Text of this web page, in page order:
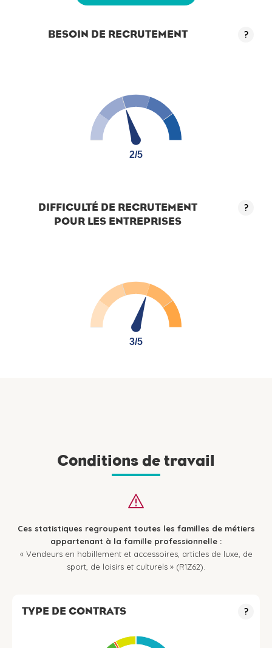
BESOIN DE RECRUTEMENT ?
2/5
2/5
DIFFICULTÉ DE RECRUTEMENT
POUR LES ENTREPRISES
?
3/5
3/5
Conditions de travail
Ces statistiques regroupent toutes les familles de métiers
appartenant à la famille professionnelle :
« Vendeurs en habillement et accessoires, articles de luxe, de
sport, de loisirs et culturels » (R1Z62).
TYPE DE CONTRATS ?